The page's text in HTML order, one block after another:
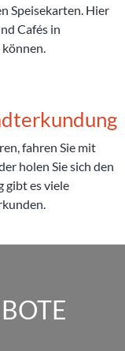
Speisekarten. Hier
Cafés in
fahren Sie mit
holen Sie sich den
gibt es viele